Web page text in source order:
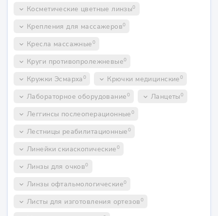
keyboard_arrow_down Косметические цветные линзы0
keyboard_arrow_down Крепления для массажеров0
keyboard_arrow_down Кресла массажные0
keyboard_arrow_down Круги противопролежневые0
keyboard_arrow_down Кружки Эсмарха0 keyboard_arrow_down Крючки медицинские0
keyboard_arrow_down Лабораторное оборудование0 keyboard_arrow_down Ланцеты0
keyboard_arrow_down Леггинсы послеоперационные0
keyboard_arrow_down Лестницы реабилитационные0
keyboard_arrow_down Линейки скиаскопические0
keyboard_arrow_down Линзы для очков0
keyboard_arrow_down Линзы офтальмологические0
keyboard_arrow_down Листы для изготовления ортезов0